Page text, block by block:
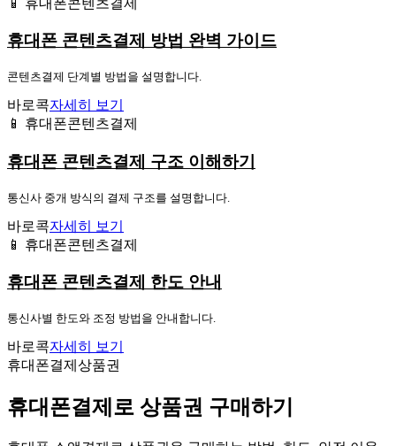
휴대폰 콘텐츠결제 방법 완벽 가이드
콘텐츠결제 단계별 방법을 설명합니다.
바로콕자세히 보기
📱 휴대폰콘텐츠결제
휴대폰 콘텐츠결제 구조 이해하기
통신사 중개 방식의 결제 구조를 설명합니다.
바로콕자세히 보기
📱 휴대폰콘텐츠결제
휴대폰 콘텐츠결제 한도 안내
통신사별 한도와 조정 방법을 안내합니다.
바로콕자세히 보기
휴대폰결제상품권
휴대폰결제로 상품권 구매하기